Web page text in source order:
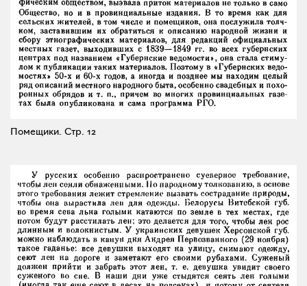
Помещики. Стр. 12